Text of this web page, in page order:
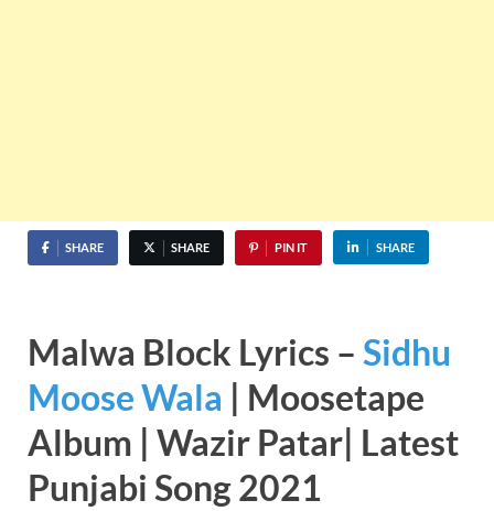
SHARE SHARE PIN IT SHARE
Malwa Block Lyrics – Sidhu
Moose Wala | Moosetape
Album | Wazir Patar| Latest
Punjabi Song 2021